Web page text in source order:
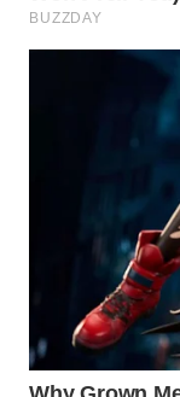
SEMARANG
WN
SURABAYA